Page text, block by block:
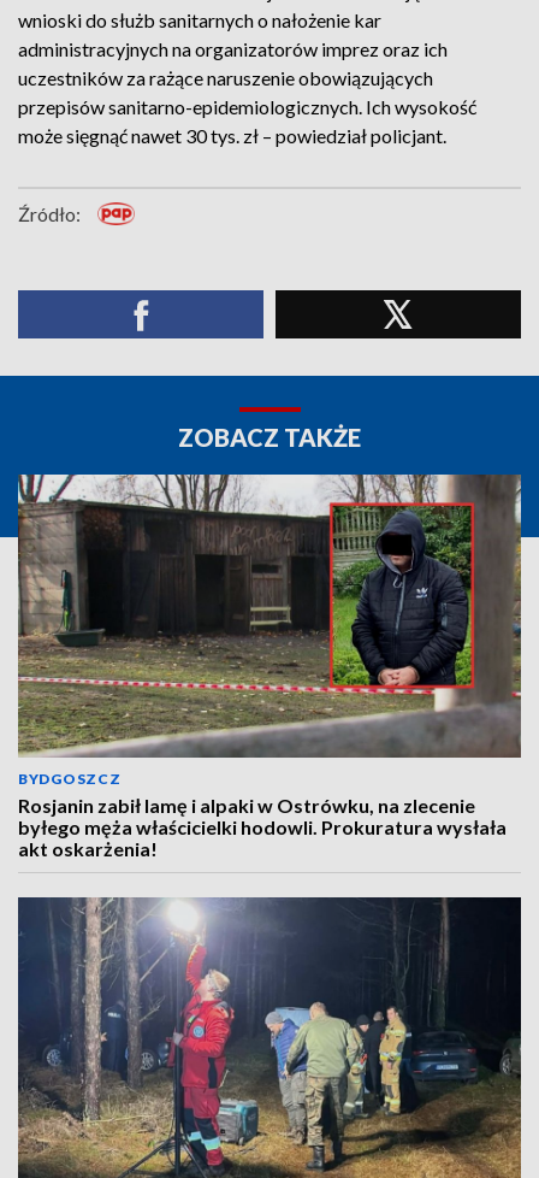
wnioski do służb sanitarnych o nałożenie kar
administracyjnych na organizatorów imprez oraz ich
uczestników za rażące naruszenie obowiązujących
przepisów sanitarno-epidemiologicznych. Ich wysokość
może sięgnąć nawet 30 tys. zł – powiedział policjant.
Źródło:
ZOBACZ TAKŻE
BYDGOSZCZ
Rosjanin zabił lamę i alpaki w Ostrówku, na zlecenie
byłego męża właścicielki hodowli. Prokuratura wysłała
akt oskarżenia!